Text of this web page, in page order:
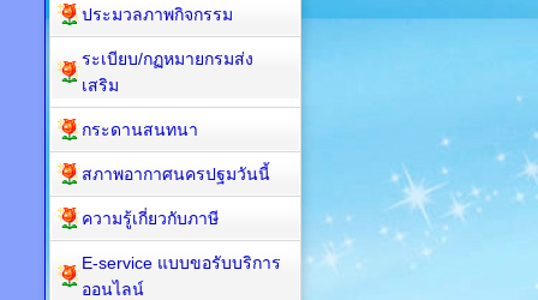
ประมวลภาพกิจกรรม
ระเบียบ/กฏหมายกรมส่ง
เสริม
กระดานสนทนา
สภาพอากาศนครปฐมวันนี้
ความรู้เกี่ยวกับภาษี
E-service แบบขอรับบริการ
ออนไลน์